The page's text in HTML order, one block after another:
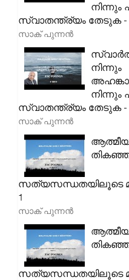
നിന്നും
സ്വാതന്ത്ര്യം തേടുക -
സാക് പുന്നൻ
നിന്നും
നിന്നും
സ്വാതന്ത്ര്യം തേടുക -
സാക് പുന്നൻ
സത്യസന്ധതയിലൂടെ
1
സാക് പുന്നൻ
സത്യസന്ധതയിലൂടെ